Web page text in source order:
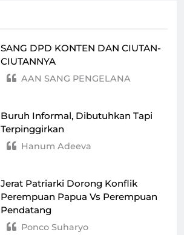
SANG DPD KONTEN DAN CIUTAN-
CIUTANNYA
AAN SANG PENGELANA
Buruh Informal, Dibutuhkan Tapi
Terpinggirkan
Hanum Adeeva
Jerat Patriarki Dorong Konflik
Perempuan Papua Vs Perempuan
Pendatang
Ponco Suharyo